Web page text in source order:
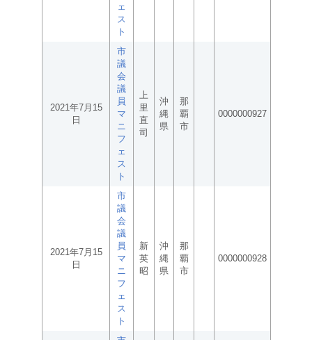
ェ
ス
ト
2021年7月15
日
市
議
会
議
員
マ
ニ
フ
ェ
ス
ト
上
里
直
司
沖
縄
県
那
覇
市
0000000927
2021年7月15
日
市
議
会
議
員
マ
ニ
フ
ェ
ス
ト
新
英
昭
沖
縄
県
那
覇
市
0000000928